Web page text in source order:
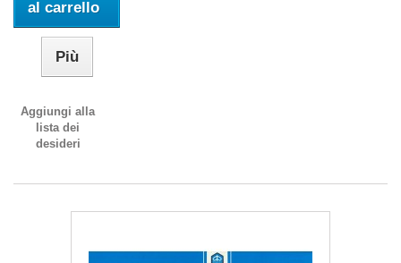
al carrello
Più
Aggiungi alla
lista dei
desideri